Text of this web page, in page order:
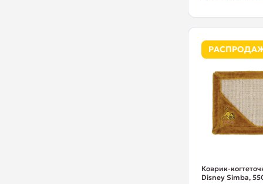
Коврик-
Disney Simba,